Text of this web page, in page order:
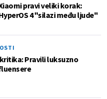
pravi veliki korak:
4 "silazi među ljude"
Pravili luksuzno